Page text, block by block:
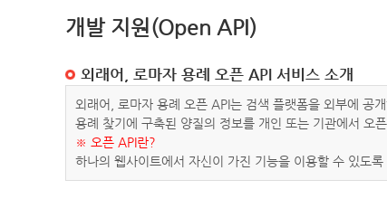
개발 지원(Open API)
외래어, 로마자 용례 오픈 API 서비스 소개
외래어, 로마자 용례 오픈 API는 검색 플랫폼을 외부에 공
용례 찾기에 구축된 양질의 정보를 개인 또는 기관에서 오
※ 오픈 API란?
하나의 웹사이트에서 자신이 가진 기능을 이용할 수 있도